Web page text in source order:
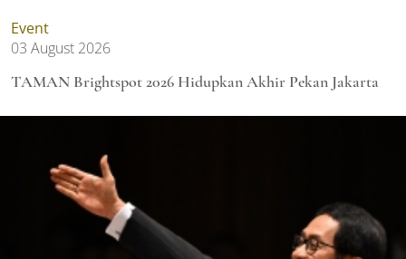
Event
03 August 2026
TAMAN Brightspot 2026 Hidupkan Akhir Pekan Jakarta